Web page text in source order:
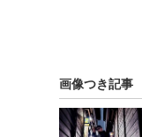
画像つき記事